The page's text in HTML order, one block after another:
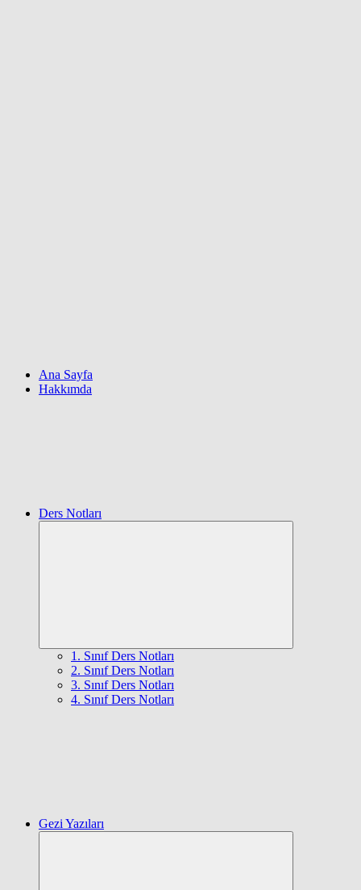
Ana Sayfa
Hakkımda
Ders Notları
1. Sınıf Ders Notları
2. Sınıf Ders Notları
3. Sınıf Ders Notları
4. Sınıf Ders Notları
Gezi Yazıları